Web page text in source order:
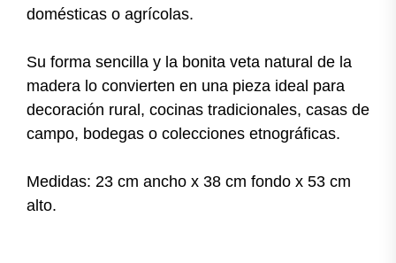
domésticas o agrícolas.
Su forma sencilla y la bonita veta natural de la
madera lo convierten en una pieza ideal para
decoración rural, cocinas tradicionales, casas de
campo, bodegas o colecciones etnográficas.
Medidas: 23 cm ancho x 38 cm fondo x 53 cm
alto.